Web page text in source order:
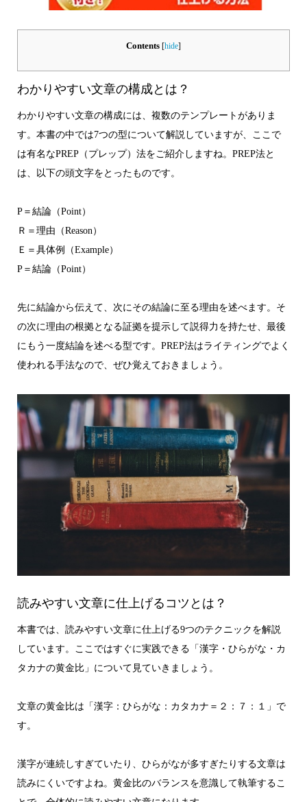
Contents [hide]
わかりやすい文章の構成とは？
わかりやすい文章の構成には、複数のテンプレートがありま
す。本書の中では7つの型について解説していますが、ここで
は有名なPREP（プレップ）法をご紹介しますね。PREP法と
は、以下の頭文字をとったものです。
P＝結論（Point）
Ｒ＝理由（Reason）
Ｅ＝具体例（Example）
P＝結論（Point）
先に結論から伝えて、次にその結論に至る理由を述べます。そ
の次に理由の根拠となる証拠を提示して説得力を持たせ、最後
にもう一度結論を述べる型です。PREP法はライティングでよく
使われる手法なので、ぜひ覚えておきましょう。
読みやすい文章に仕上げるコツとは？
本書では、読みやすい文章に仕上げる9つのテクニックを解説
しています。ここではすぐに実践できる「漢字・ひらがな・カ
タカナの黄金比」について見ていきましょう。
文章の黄金比は「漢字：ひらがな：カタカナ＝２：７：１」で
す。
漢字が連続しすぎていたり、ひらがなが多すぎたりする文章は
読みにくいですよね。黄金比のバランスを意識して執筆するこ